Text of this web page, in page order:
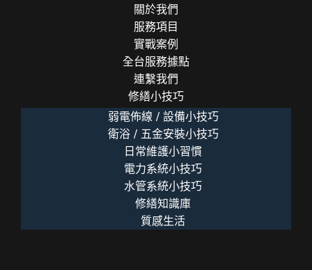
關於我們
服務項目
實戰案例
全台服務據點
連繫我們
修繕小技巧
弱電佈線 / 設備小技巧
衛浴 / 五金安裝小技巧
日常維護小習慣
電力系統小技巧
水管系統小技巧
修繕知識庫
質感生活